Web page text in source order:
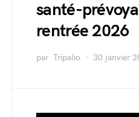
santé-
rentrée 2026
par Tripalio 30 janvier